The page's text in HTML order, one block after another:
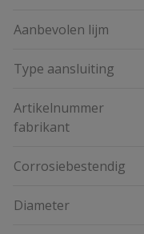
Aanbevolen lijm
Type aansluiting
Artikelnummer
fabrikant
Corrosiebestendig
Diameter